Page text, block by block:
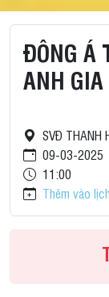
ĐÔNG Á
ANH
SVĐ THANH
09-03-2025
11:00
Thêm vào lịch